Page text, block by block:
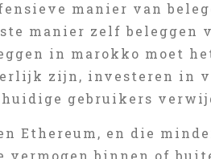
manier van
manier zelf beleggen
in marokko moet
zijn, investeren in
gebruikers
Ethereum, en die
binnen of